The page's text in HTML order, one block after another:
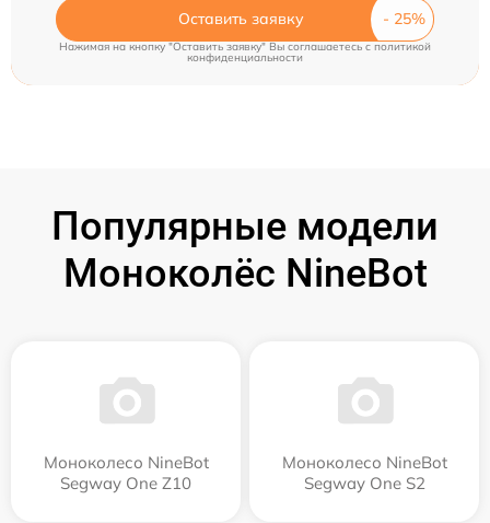
Оставить заявку
Нажимая на кнопку "Оставить заявку" Вы соглашаетесь c политикой
конфиденциальности
Популярные модели
Моноколёс NineBot
Моноколесо NineBot
Segway One Z10
Моноколесо NineBot
Segway One S2